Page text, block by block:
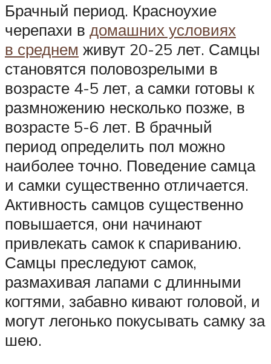
Брачный период. Красноухие
черепахи в домашних условиях
в среднем живут 20-25 лет. Самцы
становятся половозрелыми в
возрасте 4-5 лет, а самки готовы к
размножению несколько позже, в
возрасте 5-6 лет. В брачный
период определить пол можно
наиболее точно. Поведение самца
и самки существенно отличается.
Активность самцов существенно
повышается, они начинают
привлекать самок к спариванию.
Самцы преследуют самок,
размахивая лапами с длинными
когтями, забавно кивают головой, и
могут легонько покусывать самку за
шею.